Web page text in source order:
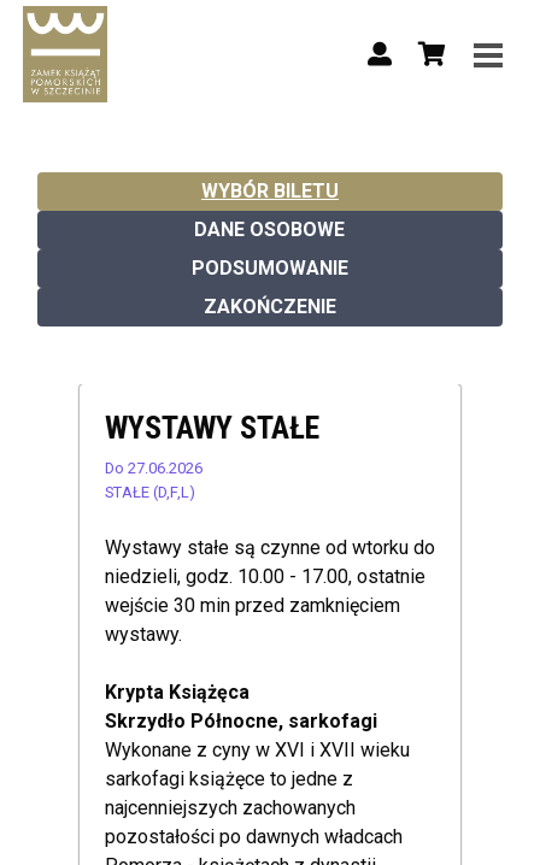
WYBÓR BILETU
DANE OSOBOWE
PODSUMOWANIE
ZAKOŃCZENIE
WYSTAWY STAŁE
Do 27.06.2026
STAŁE (D,F,L)
Wystawy stałe są czynne od wtorku do
niedzieli, godz. 10.00 - 17.00, ostatnie
wejście 30 min przed zamknięciem
wystawy.
Krypta Książęca
Skrzydło Północne, sarkofagi
Wykonane z cyny w XVI i XVII wieku
sarkofagi książęce to jedne z
najcenniejszych zachowanych
pozostałości po dawnych władcach